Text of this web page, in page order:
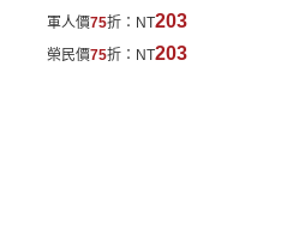
軍人價75折： NT203
榮民價75折： NT203